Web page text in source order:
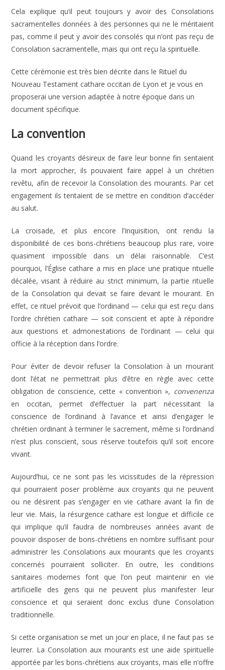
Cela explique qu’il peut toujours y avoir des Consolations
sacramentelles données à des personnes qui ne le méritaient
pas, comme il peut y avoir des consolés qui n’ont pas reçu de
Consolation sacramentelle, mais qui ont reçu la spirituelle.
Cette cérémonie est très bien décrite dans le Rituel du
Nouveau Testament cathare occitan de Lyon et je vous en
proposerai une version adaptée à notre époque dans un
document spécifique.
La convention
Quand les croyants désireux de faire leur bonne fin sentaient
la mort approcher, ils pouvaient faire appel à un chrétien
revêtu, afin de recevoir la Consolation des mourants. Par cet
engagement ils tentaient de se mettre en condition d’accéder
au salut.
La croisade, et plus encore l’Inquisition, ont rendu la
disponibilité de ces bons-chrétiens beaucoup plus rare, voire
quasiment impossible dans un délai raisonnable. C’est
pourquoi, l’Église cathare a mis en place une pratique rituelle
décalée, visant à réduire au strict minimum, la partie rituelle
de la Consolation qui devait se faire devant le mourant. En
effet, ce rituel prévoit que l’ordinand — celui qui est reçu dans
l’ordre chrétien cathare — soit conscient et apte à répondre
aux questions et admonestations de l’ordinant — celui qui
officie à la réception dans l’ordre.
Pour éviter de devoir refuser la Consolation à un mourant
dont l’état ne permettrait plus d’être en règle avec cette
obligation de conscience, cette « convention », convenenza
en occitan, permet d’effectuer la part nécessitant la
conscience de l’ordinand à l’avance et ainsi d’engager le
chrétien ordinant à terminer le sacrement, même si l’ordinand
n’est plus conscient, sous réserve toutefois qu’il soit encore
vivant.
Aujourd’hui, ce ne sont pas les vicissitudes de la répression
qui pourraient poser problème aux croyants qui ne peuvent
ou ne désirent pas s’engager en vie cathare avant la fin de
leur vie. Mais, la résurgence cathare est longue et difficile ce
qui implique qu’il faudra de nombreuses années avant de
pouvoir disposer de bons-chrétiens en nombre suffisant pour
administrer les Consolations aux mourants que les croyants
concernés pourraient solliciter. En outre, les conditions
sanitaires modernes font que l’on peut maintenir en vie
artificielle des gens qui ne peuvent plus manifester leur
conscience et qui seraient donc exclus d’une Consolation
traditionnelle.
Si cette organisation se met un jour en place, il ne faut pas se
leurrer. La Consolation aux mourants est une aide spirituelle
apportée par les bons-chrétiens aux croyants, mais elle n’offre